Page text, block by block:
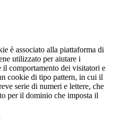
è associato alla piattaforma di
utilizzato per aiutare i
comportamento dei visitatori e
cookie di tipo pattern, in cui il
serie di numeri e lettere, che
per il dominio che imposta il